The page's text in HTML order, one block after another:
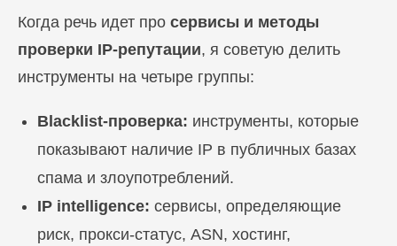
Когда речь идет про сервисы и методы
проверки IP-репутации, я советую делить
инструменты на четыре группы:
Blacklist-проверка: инструменты, которые
показывают наличие IP в публичных базах
спама и злоупотреблений.
IP intelligence: сервисы, определяющие
риск, прокси-статус, ASN, хостинг,